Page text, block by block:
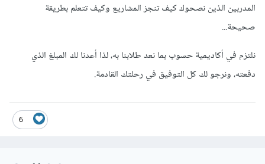
المدربين الذين نصحوك كيف تنجز المشاريع وكيف تتعلم بطريقة
صحيحة...
نلتزم في أكاديمية حسوب بما نعد طلابنا به، لذا أعدنا لك المبلغ الذي
دفعته، ونرجو لك كل التوفيق في رحلتك القادمة.
6